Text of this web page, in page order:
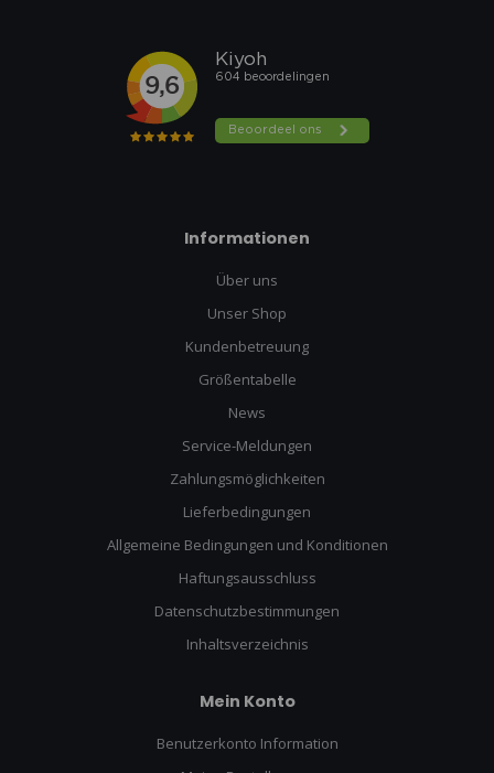
Informationen
Über uns
Unser Shop
Kundenbetreuung
Größentabelle
News
Service-Meldungen
Zahlungsmöglichkeiten
Lieferbedingungen
Allgemeine Bedingungen und Konditionen
Haftungsausschluss
Datenschutzbestimmungen
Inhaltsverzeichnis
Mein Konto
Benutzerkonto Information